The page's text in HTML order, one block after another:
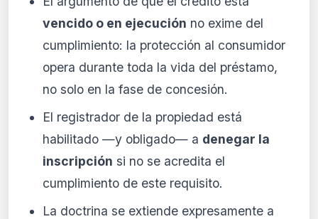
vencido o en ejecución no exime del
cumplimiento: la protección al consumidor
opera durante toda la vida del préstamo,
no solo en la fase de concesión.
El registrador de la propiedad está
habilitado —y obligado— a denegar la
inscripción si no se acredita el
cumplimiento de este requisito.
La doctrina se extiende expresamente a